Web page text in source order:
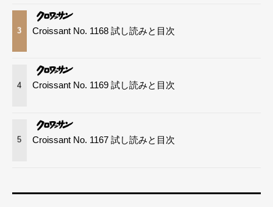
3 Croissant No. 1168 試し読みと目次
4 Croissant No. 1169 試し読みと目次
5 Croissant No. 1167 試し読みと目次